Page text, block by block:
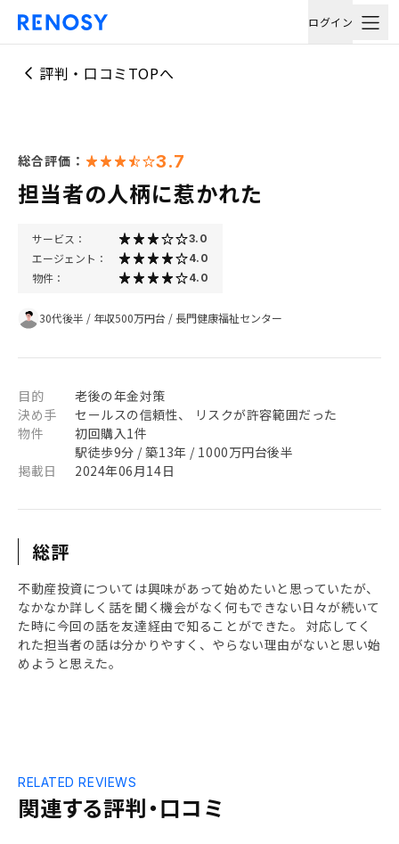
ログイン
評判・口コミTOPへ
総合評価： 3.7
担当者の人柄に惹かれた
サービス： 3.0
エージェント： 4.0
物件： 4.0
30代後半 / 年収500万円台 / 長門健康福祉センター
目的
老後の年金対策
決め手
セールスの信頼性、 リスクが許容範囲だった
物件
初回購入1件
駅徒歩9分 / 築13年 / 1000万円台後半
掲載日
2024年06月14日
総評
不動産投資については興味があって始めたいと思っていたが、
なかなか詳しく話を聞く機会がなく何もできない日々が続いて
た時に今回の話を友達経由で知ることができた。 対応してく
れた担当者の話は分かりやすく、やらない理由がないと思い始
めようと思えた。
関連する評判・口コミ
RELATED REVIEWS